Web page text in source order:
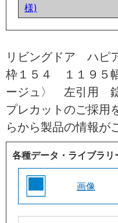
様)
リビングドア ハ
枠１５４ １１９
ージュ〉 左引用
プレカットのご採用
らから製品の情報が
各種データ・ライブラリ
画像